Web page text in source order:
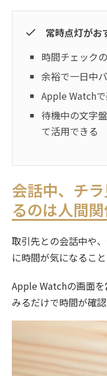
常時点灯がお
時間チェック
余裕で一日中
Apple Watch
待機中の文字
て活用できる
会話中、チ
るのは人間
取引先との会話中や
に時間が気になるこ
Apple Watchの画面
みるだけで時間が確認